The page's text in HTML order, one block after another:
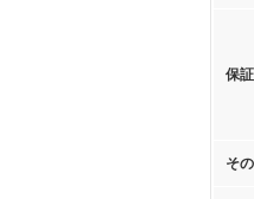
保証
そ